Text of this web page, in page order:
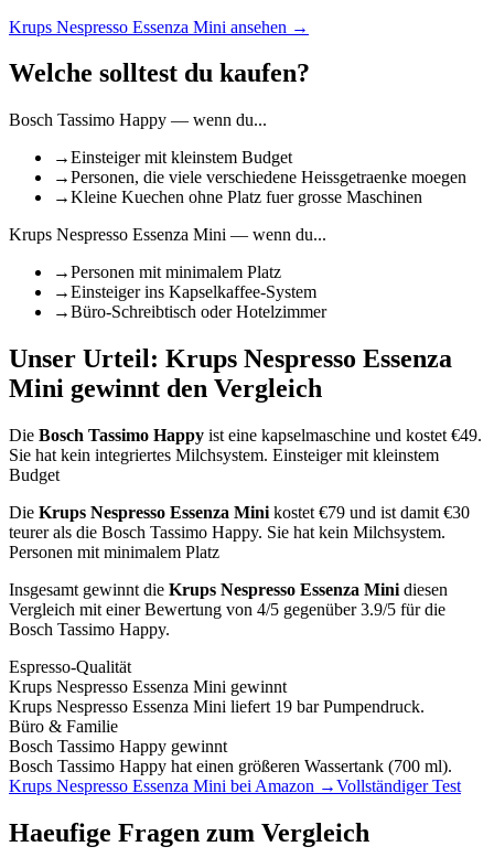
Krups Nespresso Essenza Mini ansehen →
Welche solltest du kaufen?
Bosch Tassimo Happy — wenn du...
→Einsteiger mit kleinstem Budget
→Personen, die viele verschiedene Heissgetraenke moegen
→Kleine Kuechen ohne Platz fuer grosse Maschinen
Krups Nespresso Essenza Mini — wenn du...
→Personen mit minimalem Platz
→Einsteiger ins Kapselkaffee-System
→Büro-Schreibtisch oder Hotelzimmer
Unser Urteil: Krups Nespresso Essenza
Mini gewinnt den Vergleich
Die Bosch Tassimo Happy ist eine kapselmaschine und kostet €49.
Sie hat kein integriertes Milchsystem. Einsteiger mit kleinstem
Budget
Die Krups Nespresso Essenza Mini kostet €79 und ist damit €30
teurer als die Bosch Tassimo Happy. Sie hat kein Milchsystem.
Personen mit minimalem Platz
Insgesamt gewinnt die Krups Nespresso Essenza Mini diesen
Vergleich mit einer Bewertung von 4/5 gegenüber3.9/5 für die
Bosch Tassimo Happy.
Espresso-Qualität
Krups Nespresso Essenza Mini gewinnt
Krups Nespresso Essenza Mini liefert 19 bar Pumpendruck.
Büro & Familie
Bosch Tassimo Happy gewinnt
Bosch Tassimo Happy hat einen größeren Wassertank (700 ml).
Krups Nespresso Essenza Mini bei Amazon →Vollständiger Test
Haeufige Fragen zum Vergleich